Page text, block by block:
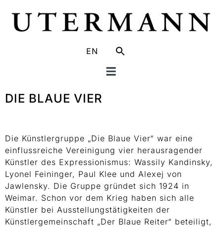
EN
DIE BLAUE VIER
Die Künstlergruppe „Die Blaue Vier“ war eine
einflussreiche Vereinigung vier herausragender
Künstler des Expressionismus: Wassily Kandinsky,
Lyonel Feininger, Paul Klee und Alexej von
Jawlensky. Die Gruppe gründet sich 1924 in
Weimar. Schon vor dem Krieg haben sich alle
Künstler bei Ausstellungstätigkeiten der
Künstlergemeinschaft „Der Blaue Reiter“ beteiligt,